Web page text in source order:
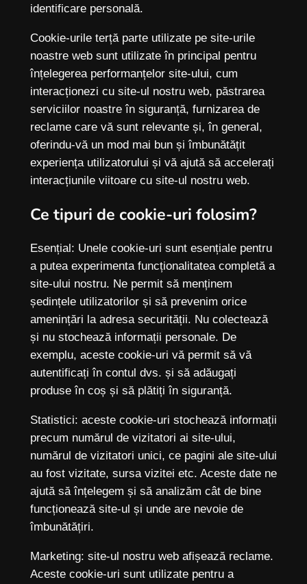
identificare personală.
Cookie-urile terță parte utilizate pe site-urile
noastre web sunt utilizate în principal pentru
înțelegerea performanțelor site-ului, cum
interacționezi cu site-ul nostru web, păstrarea
serviciilor noastre în siguranță, furnizarea de
reclame care vă sunt relevante și, în general,
oferindu-vă un mod mai bun și îmbunătățit
experiența utilizatorului și vă ajută să accelerați
interacțiunile viitoare cu site-ul nostru web.
Ce tipuri de cookie-uri folosim?
Esențial: Unele cookie-uri sunt esențiale pentru
a putea experimenta funcționalitatea completă a
site-ului nostru. Ne permit să menținem
ședințele utilizatorilor și să prevenim orice
amenințări la adresa securității. Nu colectează
și nu stochează informații personale. De
exemplu, aceste cookie-uri vă permit să vă
autentificați în contul dvs. și să adăugați
produse în coș și să plătiți în siguranță.
Statistici: aceste cookie-uri stochează informații
precum numărul de vizitatori ai site-ului,
numărul de vizitatori unici, ce pagini ale site-ului
au fost vizitate, sursa vizitei etc. Aceste date ne
ajută să înțelegem și să analizăm cât de bine
funcționează site-ul și unde are nevoie de
îmbunătățiri.
Marketing: site-ul nostru web afișează reclame.
Aceste cookie-uri sunt utilizate pentru a